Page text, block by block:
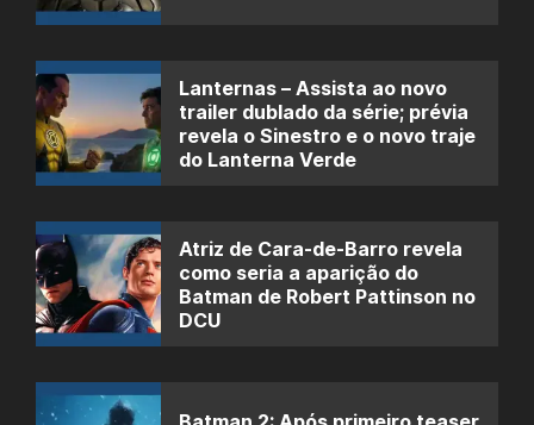
Lanternas – Assista ao novo
trailer dublado da série; prévia
revela o Sinestro e o novo traje
do Lanterna Verde
Atriz de Cara-de-Barro revela
como seria a aparição do
Batman de Robert Pattinson no
DCU